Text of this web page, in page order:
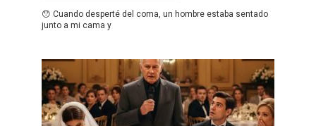
😯 Cuando desperté del coma, un hombre estaba sentado
junto a mi cama y